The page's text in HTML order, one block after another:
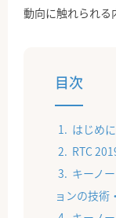
動向に触れられる
目次
はじめに
RTC
キーノ
ョンの技術